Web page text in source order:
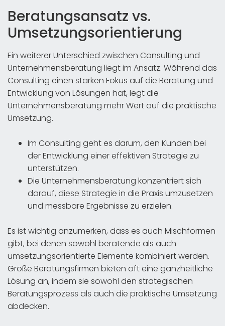
Beratungsansatz vs.
Umsetzungsorientierung
Ein weiterer Unterschied zwischen Consulting und
Unternehmensberatung liegt im Ansatz. Während das
Consulting einen starken Fokus auf die Beratung und
Entwicklung von Lösungen hat, legt die
Unternehmensberatung mehr Wert auf die praktische
Umsetzung.
Im Consulting geht es darum, den Kunden bei
der Entwicklung einer effektiven Strategie zu
unterstützen.
Die Unternehmensberatung konzentriert sich
darauf, diese Strategie in die Praxis umzusetzen
und messbare Ergebnisse zu erzielen.
Es ist wichtig anzumerken, dass es auch Mischformen
gibt, bei denen sowohl beratende als auch
umsetzungsorientierte Elemente kombiniert werden.
Große Beratungsfirmen bieten oft eine ganzheitliche
Lösung an, indem sie sowohl den strategischen
Beratungsprozess als auch die praktische Umsetzung
abdecken.